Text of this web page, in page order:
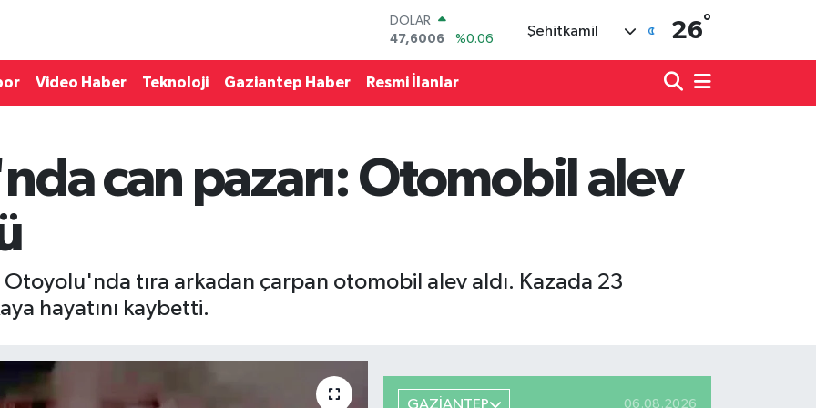
DOLAR
47,6006
%0.06
EURO
55,0250
BİST100
13.799
%70
Şehitkamil 26°
Video Haber Teknoloji Gaziantep Haber Resmi İlanlar
can pazarı: Otomobil alev
tıra arkadan çarpan otomobil alev aldı. Kazada 23
hayatını kaybetti.
GAZİANTEP 06.08.2026